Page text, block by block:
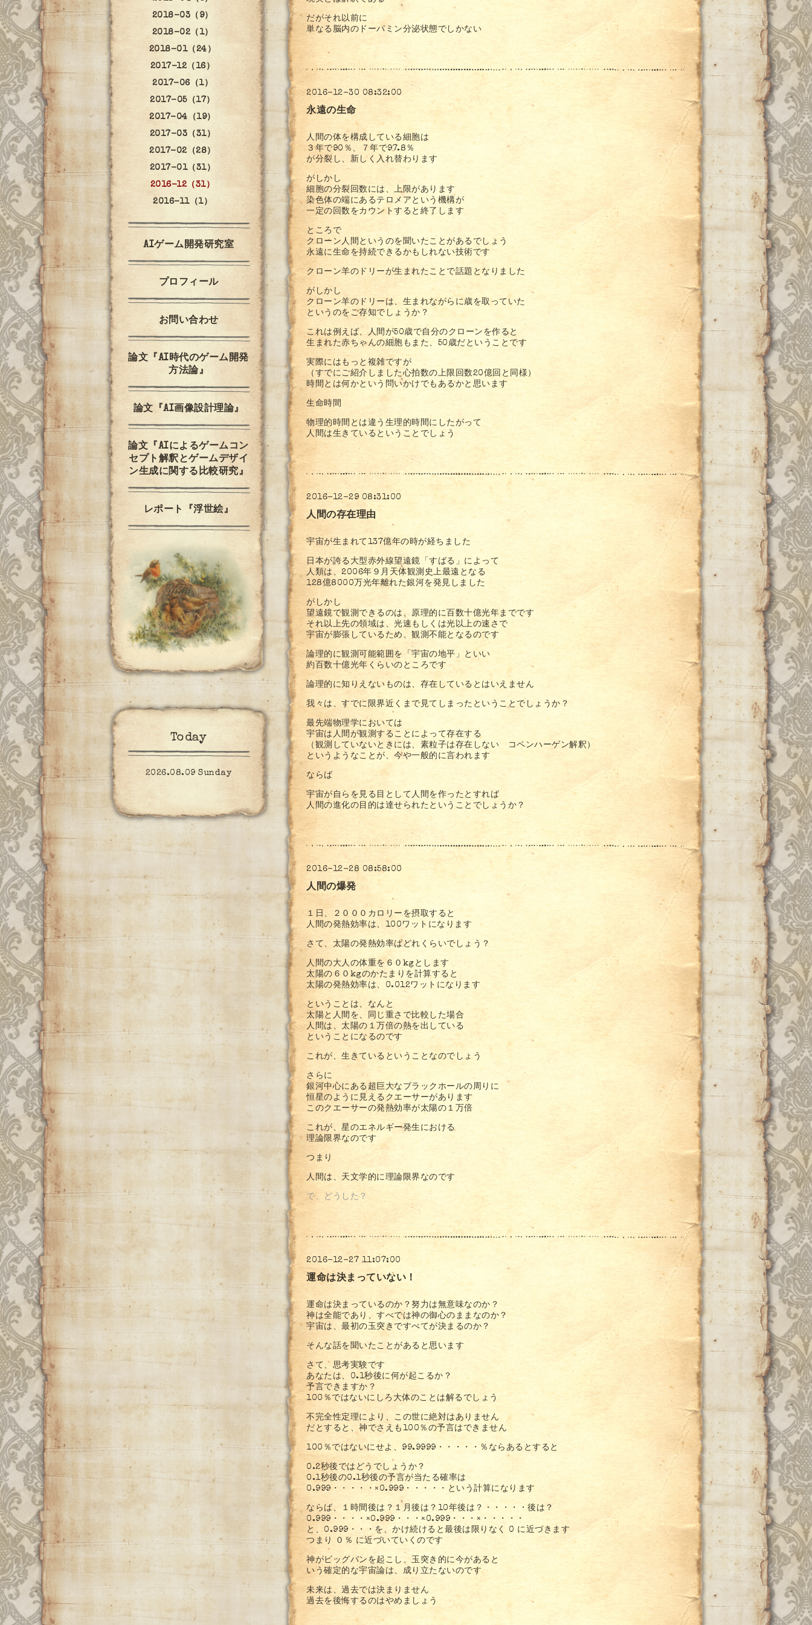
だがそれ以前に
単なる脳内のドーパミン分泌状態でしかない
2016-12-30 08:32:00
永遠の生命
人間の体を構成している細胞は
３年で90％、７年で97.8％
が分裂し、新しく入れ替わります
がしかし
細胞の分裂回数には、上限があります
染色体の端にあるテロメアという機構が
一定の回数をカウントすると終了します
ところで
クローン人間というのを聞いたことがあるでしょう
永遠に生命を持続できるかもしれない技術です
クローン羊のドリーが生まれたことで話題となりました
がしかし
クローン羊のドリーは、生まれながらに歳を取っていた
というのをご存知でしょうか？
これは例えば、人間が50歳で自分のクローンを作ると
生まれた赤ちゃんの細胞もまた、50歳だということです
実際にはもっと複雑ですが
（すでにご紹介しました心拍数の上限回数20億回と同様）
時間とは何かという問いかけでもあるかと思います
生命時間
物理的時間とは違う生理的時間にしたがって
人間は生きているということでしょう
2016-12-29 08:31:00
人間の存在理由
宇宙が生まれて137億年の時が経ちました
日本が誇る大型赤外線望遠鏡「すばる」によって
人類は、2006年９月天体観測史上最遠となる
128億8000万光年離れた銀河を発見しました
がしかし
望遠鏡で観測できるのは、原理的に百数十億光年までです
それ以上先の領域は、光速もしくは光以上の速さで
宇宙が膨張しているため、観測不能となるのです
論理的に観測可能範囲を「宇宙の地平」といい
約百数十億光年くらいのところです
論理的に知りえないものは、存在しているとはいえません
我々は、すでに限界近くまで見てしまったということでしょうか？
最先端物理学においては
宇宙は人間が観測することによって存在する
（観測していないときには、素粒子は存在しない コペンハーゲン解釈）
というようなことが、今や一般的に言われます
ならば
宇宙が自らを見る目として人間を作ったとすれば
人間の進化の目的は達せられたということでしょうか？
2016-12-28 08:58:00
人間の爆発
１日、２０００カロリーを摂取すると
人間の発熱効率は、100ワットになります
さて、太陽の発熱効率はどれくらいでしょう？
人間の大人の体重を６０kgとします
太陽の６０kgのかたまりを計算すると
太陽の発熱効率は、0.012ワットになります
ということは、なんと
太陽と人間を、同じ重さで比較した場合
人間は、太陽の１万倍の熱を出している
ということになるのです
これが、生きているということなのでしょう
さらに
銀河中心にある超巨大なブラックホールの周りに
恒星のように見えるクエーサーがあります
このクエーサーの発熱効率が太陽の１万倍
これが、星のエネルギー発生における
理論限界なのです
つまり
人間は、天文学的に理論限界なのです
で、どうした？
2016-12-27 11:07:00
運命は決まっていない！
運命は決まっているのか？努力は無意味なのか？
神は全能であり、すべては神の御心のままなのか？
宇宙は、最初の玉突きですべてが決まるのか？
そんな話を聞いたことがあると思います
さて、思考実験です
あなたは、0.1秒後に何が起こるか？
予言できますか？
100％ではないにしろ大体のことは解るでしょう
不完全性定理により、この世に絶対はありません
だとすると、神でさえも100％の予言はできません
100％ではないにせよ、99.9999・・・・・％ならあるとすると
0.2秒後ではどうでしょうか？
0.1秒後の0.1秒後の予言が当たる確率は
0.999・・・・・×0.999・・・・・という計算になります
ならば、１時間後は？１月後は？10年後は？・・・・・後は？
0.999・・・・×0.999・・・×0.999・・・×・・・・・
と、0.999・・・を、かけ続けると最後は限りなく 0 に近づきます
つまり ０％ に近づいていくのです
神がビッグバンを起こし、玉突き的に今があると
いう確定的な宇宙論は、成り立たないのです
未来は、過去では決まりません
過去を後悔するのはやめましょう
2018-03（9）
2018-02（1）
2018-01（24）
2017-12（16）
2017-06（1）
2017-05（17）
2017-04（19）
2017-03（31）
2017-02（28）
2017-01（31）
2016-12（31）
2016-11（1）
AIゲーム開発研究室
プロフィール
お問い合わせ
論文『AI時代のゲーム開発
方法論』
論文『AI画像設計理論』
論文『AIによるゲームコン
セプト解釈とゲームデザイ
ン生成に関する比較研究』
レポート『浮世絵』
Today
2026.08.09 Sunday